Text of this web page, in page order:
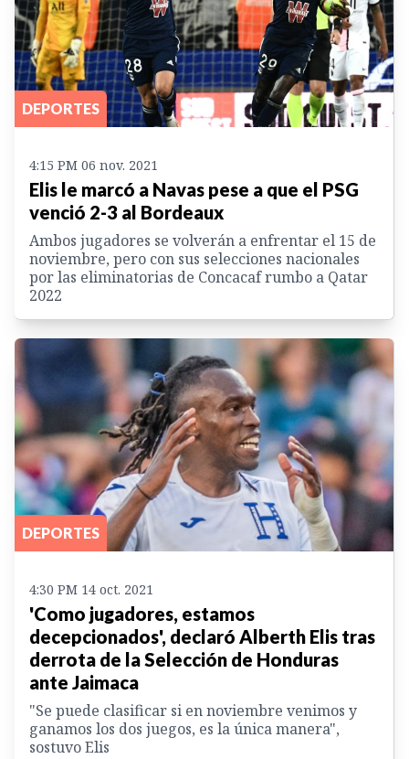
DEPORTES
4:15 PM 06 nov. 2021
Elis le marcó a Navas pese a que el PSG
venció 2-3 al Bordeaux
Ambos jugadores se volverán a enfrentar el 15 de
noviembre, pero con sus selecciones nacionales
por las eliminatorias de Concacaf rumbo a Qatar
2022
DEPORTES
4:30 PM 14 oct. 2021
'Como jugadores, estamos
decepcionados', declaró Alberth Elis tras
derrota de la Selección de Honduras
ante Jaimaca
"Se puede clasificar si en noviembre venimos y
ganamos los dos juegos, es la única manera",
sostuvo Elis